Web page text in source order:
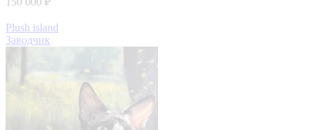
Plush island
Заводчик